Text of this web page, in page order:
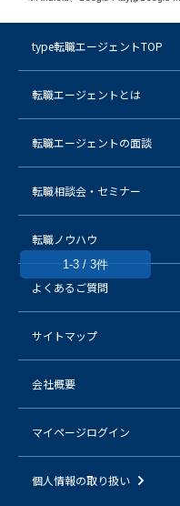
1-3 / 3件
type転職エージェントTOP
転職エージェントとは
転職エージェントの面談
転職相談会・セミナー
転職ノウハウ
よくあるご質問
サイトマップ
会社概要
マイページログイン
個人情報の取り扱い